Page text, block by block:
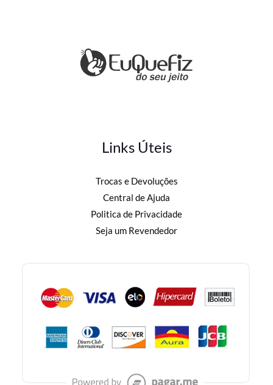
Links Úteis
Trocas e Devoluções
Central de Ajuda
Politica de Privacidade
Seja um Revendedor